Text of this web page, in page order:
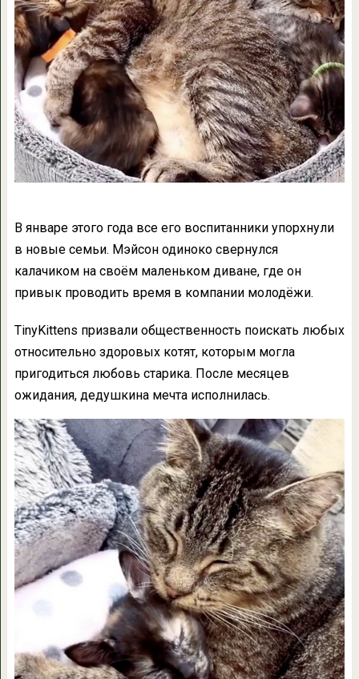
В январе этого года все его воспитанники упорхнули
в новые семьи. Мэйсон одиноко свернулся
калачиком на своём маленьком диване, где он
привык проводить время в компании молодёжи.
TinyKittens призвали общественность поискать любых
относительно здоровых котят, которым могла
пригодиться любовь старика. После месяцев
ожидания, дедушкина мечта исполнилась.